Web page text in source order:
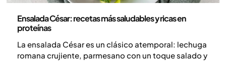
Ensalada César: recetas más saludables y ricas en
proteínas
La ensalada César es un clásico atemporal: lechuga
romana crujiente, parmesano con un toque salado y